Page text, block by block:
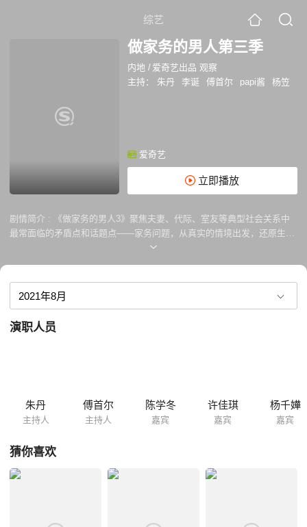
综艺
做家务的男人第三季
内地 / 爱奇艺出品 观察
主持：
朱丹 李诞 傅首尔 papi酱 杨笠
爱奇艺
立即播放
剧情简介 :
《做家务的男人3》聚焦夫妻、代际、室友等典型社会关系中
最常面临的矛盾点和话题点——家务问题，从真实的情境出发，还原生活
的真相。以纪实性观察的方式，呈现男性在处理家务中或巧思、或尴尬、
鸣。
演职人员
朱丹
主持人
傅首尔
主持人
陈学冬
嘉宾
许佳琪
嘉宾
杨千嬅
嘉宾
猜你喜欢